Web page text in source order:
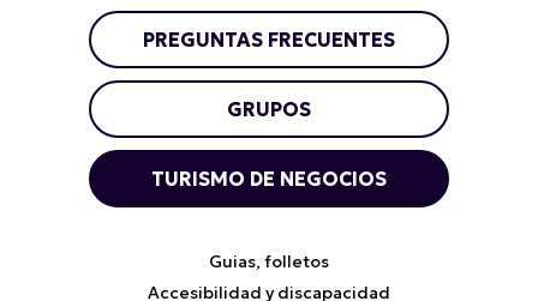
PREGUNTAS FRECUENTES
GRUPOS
TURISMO DE NEGOCIOS
Guias, folletos
Accesibilidad y discapacidad